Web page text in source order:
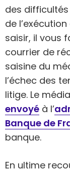
des
de
saisir, il vous
courrier de
saisine du
l’échec des
litige. Le
envoyé à l’
Banque de
banque.
En ultime